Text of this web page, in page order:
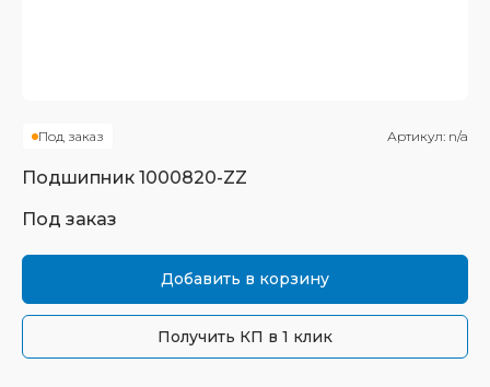
Под заказ Артикул: n/a
Подшипник 1000820-ZZ
Под заказ
Добавить в корзину
Получить КП в 1 клик